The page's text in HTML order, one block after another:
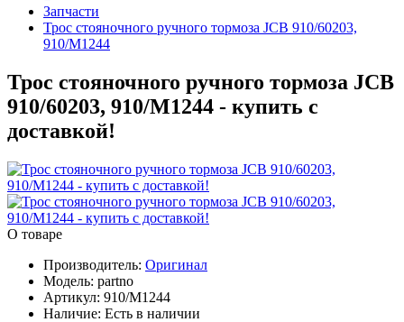
Запчасти
Трос стояночного ручного тормоза JCB 910/60203,
910/M1244
Трос стояночного ручного тормоза JCB
910/60203, 910/M1244 - купить с
доставкой!
О товаре
Производитель: Oригинал
Модель: partno
Артикул: 910/М1244
Наличие: Есть в наличии